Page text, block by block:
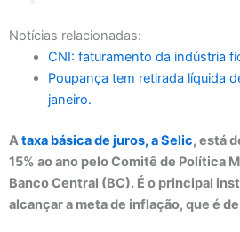
Notícias relacionadas:
CNI: faturamento da indústria
Poupança tem retirada líquida
janeiro.
Ataxa básica de juros, a Selic, está
15% ao ano pelo Comitê de Política
Banco Central (BC). É o principal
alcançar a meta de inflação, que é